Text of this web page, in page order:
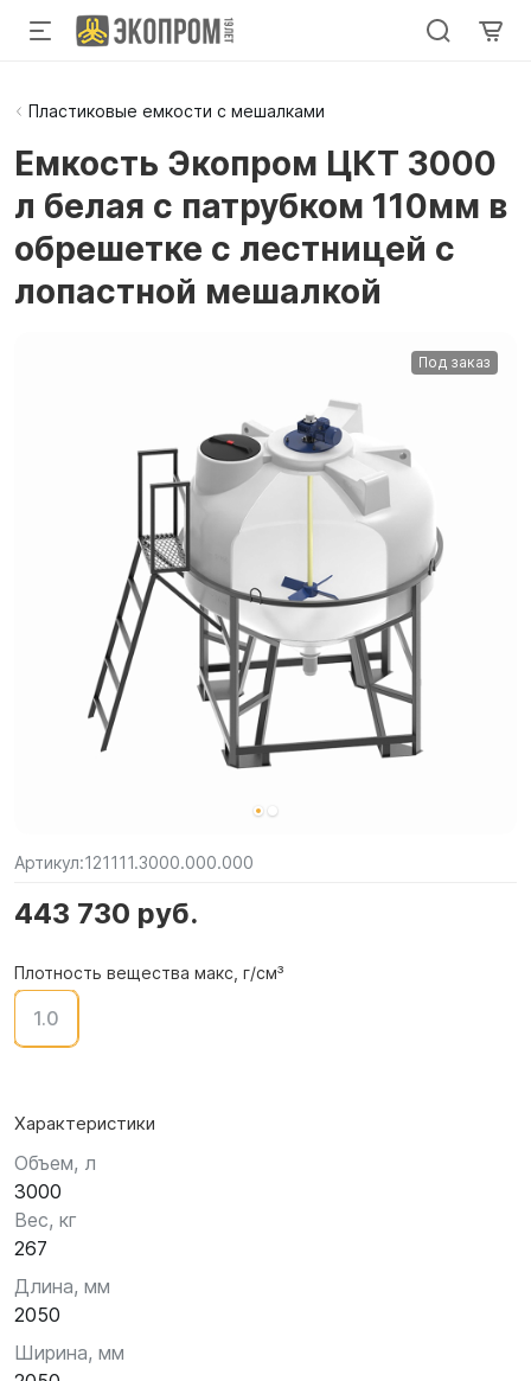
Пластиковые емкости с мешалками
Емкость Экопром ЦКТ 3000
л белая с патрубком 110мм в
обрешетке с лестницей с
лопастной мешалкой
Под заказ
Артикул:121111.3000.000.000
443 730 руб.
Плотность вещества макс, г/см³
1.0
Характеристики
Объем, л
3000
Вес, кг
267
Длина, мм
2050
Ширина, мм